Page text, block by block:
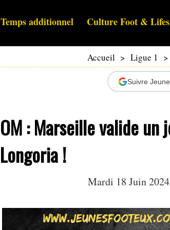
Temps additionnel Culture Foot &
Accueil > Ligue 1 >
Suivre
OM : Marseille valide un
Longoria !
Mardi 18 Juin